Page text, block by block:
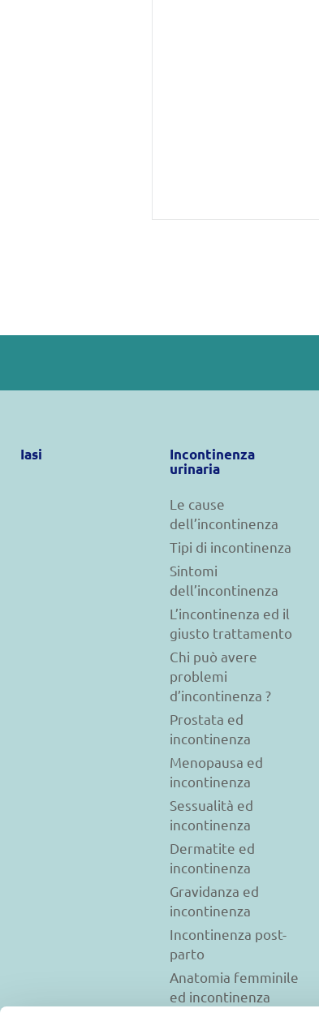
Iasi
Incontinenza
urinaria
Le cause
dell’incontinenza
Tipi di incontinenza
Sintomi
dell’incontinenza
L’incontinenza ed il
giusto trattamento
Chi può avere
problemi
d’incontinenza ?
Prostata ed
incontinenza
Menopausa ed
incontinenza
Sessualità ed
incontinenza
Dermatite ed
incontinenza
Gravidanza ed
incontinenza
Incontinenza post-
parto
Anatomia femminile
ed incontinenza